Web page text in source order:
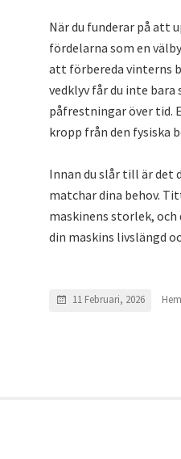
När du funderar på att
fördelarna som en
att förbereda vinterns
vedklyv får du inte
påfrestningar över tid.
kropp från den fysiska
Innan du slår till är
matchar dina behov.
maskinens storlek,
din maskins livslängd
11 Februari, 2026